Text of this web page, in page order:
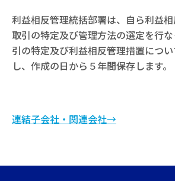
利益相反管理統括部署は、自ら利益
取引の特定及び管理方法の選定を行
引の特定及び利益相反管理措置につ
し、作成の日から５年間保存します。
連結子会社・関連会社→